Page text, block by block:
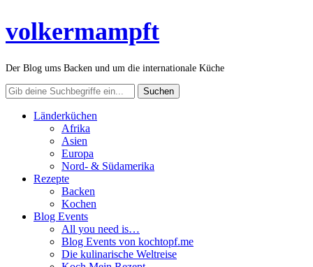
volkermampft
Der Blog ums Backen und um die internationale Küche
Länderküchen
Afrika
Asien
Europa
Nord- & Südamerika
Rezepte
Backen
Kochen
Blog Events
All you need is…
Blog Events von kochtopf.me
Die kulinarische Weltreise